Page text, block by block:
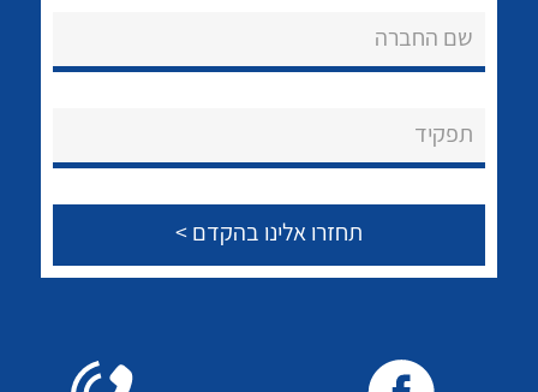
לכל מוצרי היצרן לכל מוצרי היצרן
שם החברה
תפקיד